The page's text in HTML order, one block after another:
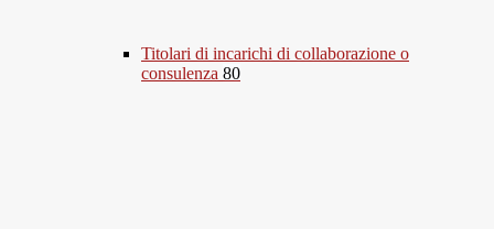
Titolari di incarichi di collaborazione o
consulenza 80